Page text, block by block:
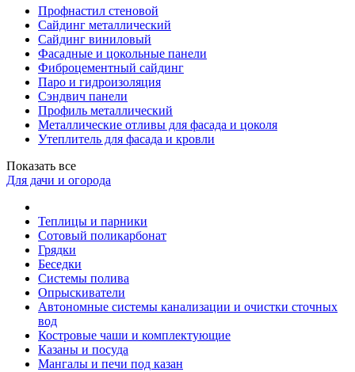
Профнастил стеновой
Сайдинг металлический
Сайдинг виниловый
Фасадные и цокольные панели
Фиброцементный сайдинг
Паро и гидроизоляция
Сэндвич панели
Профиль металлический
Металлические отливы для фасада и цоколя
Утеплитель для фасада и кровли
Показать все
Для дачи и огорода
Теплицы и парники
Сотовый поликарбонат
Грядки
Беседки
Системы полива
Опрыскиватели
Автономные системы канализации и очистки сточных
вод
Костровые чаши и комплектующие
Казаны и посуда
Мангалы и печи под казан